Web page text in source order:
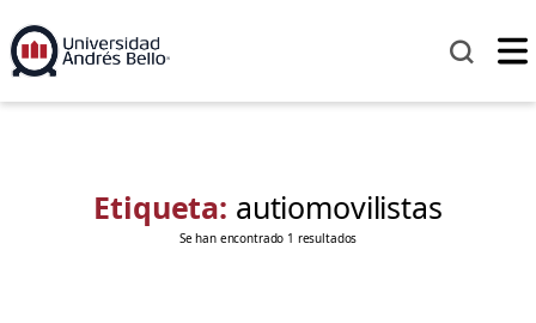
Etiqueta: autiomovilistas
Se han encontrado 1 resultados